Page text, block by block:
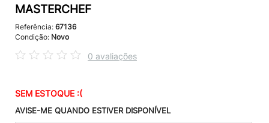
MASTERCHEF
Referência: 67136
Condição: Novo
0 avaliações
SEM ESTOQUE :(
AVISE-ME QUANDO ESTIVER DISPONÍVEL